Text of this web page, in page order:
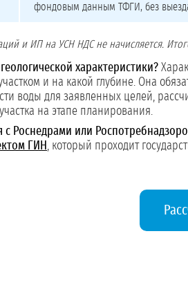
фондовым данным ТФГИ, без
и ИП на УСН НДС не начисляется.
характеристики?
и на какой глубине. Она
воды для заявленных целей,
на этапе планирования.
с Роснедрами или
ГИН , который проходит